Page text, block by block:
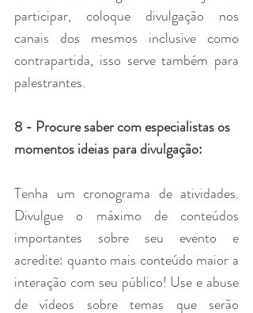
participar, coloque divulgação nos
canais dos mesmos inclusive como
contrapartida, isso serve também para
palestrantes.
8 - Procure saber com especialistas os
momentos ideias para divulgação:
Tenha um cronograma de atividades.
Divulgue o máximo de conteúdos
importantes sobre seu evento e
acredite: quanto mais conteúdo maior a
interação com seu público! Use e abuse
de vídeos sobre temas que serão